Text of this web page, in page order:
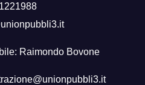
Raimondo Bovone